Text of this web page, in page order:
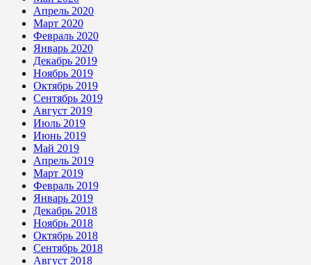
Апрель 2020
Март 2020
Февраль 2020
Январь 2020
Декабрь 2019
Ноябрь 2019
Октябрь 2019
Сентябрь 2019
Август 2019
Июль 2019
Июнь 2019
Май 2019
Апрель 2019
Март 2019
Февраль 2019
Январь 2019
Декабрь 2018
Ноябрь 2018
Октябрь 2018
Сентябрь 2018
Август 2018